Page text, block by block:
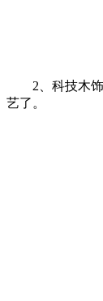
2、科技木
艺了。